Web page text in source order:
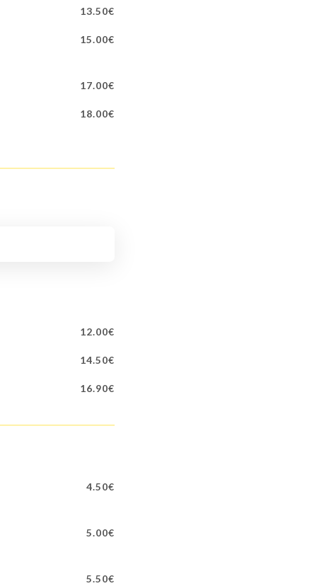
13.50€
15.00€
17.00€
18.00€
12.00€
14.50€
16.90€
4.50€
5.00€
5.50€